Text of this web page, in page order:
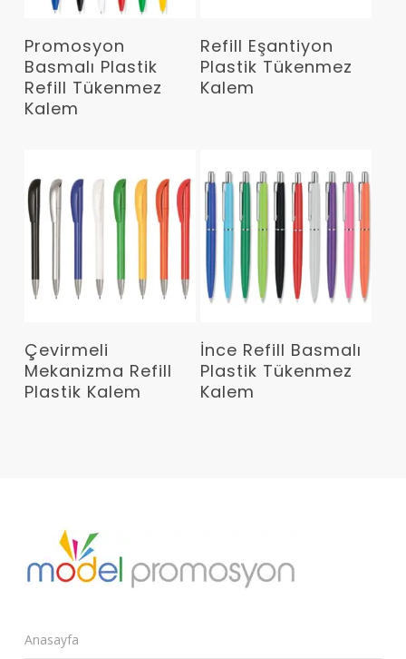
Promosyon
Basmalı Plastik
Refill Tükenmez
Kalem
Devamını Oku
Refill Eşantiyon
Plastik Tükenmez
Kalem
Devamını Oku
Çevirmeli
Mekanizma Refill
Plastik Kalem
Devamını Oku
İnce Refill Basmalı
Plastik Tükenmez
Kalem
Anasayfa